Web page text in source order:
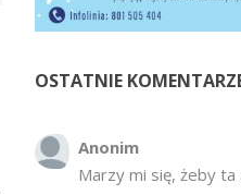
OSTATNIE
Anonim
Marzy mi się, żeby